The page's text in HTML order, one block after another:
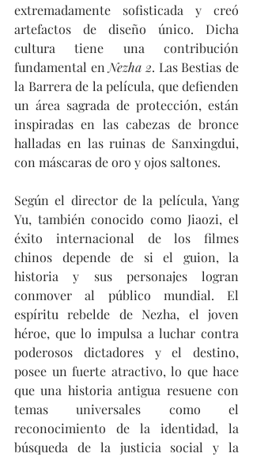
extremadamente sofisticada y creó
artefactos de diseño único. Dicha
cultura tiene una contribución
fundamental en Nezha 2. Las Bestias de
la Barrera de la película, que defienden
un área sagrada de protección, están
inspiradas en las cabezas de bronce
halladas en las ruinas de Sanxingdui,
con máscaras de oro y ojos saltones.
Según el director de la película, Yang
Yu, también conocido como Jiaozi, el
éxito internacional de los filmes
chinos depende de si el guion, la
historia y sus personajes logran
conmover al público mundial. El
espíritu rebelde de Nezha, el joven
héroe, que lo impulsa a luchar contra
poderosos dictadores y el destino,
posee un fuerte atractivo, lo que hace
que una historia antigua resuene con
temas universales como el
reconocimiento de la identidad, la
búsqueda de la justicia social y la